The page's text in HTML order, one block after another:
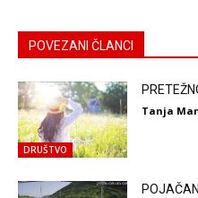
POVEZANI ČLANCI
DRUŠTVO
Tanja